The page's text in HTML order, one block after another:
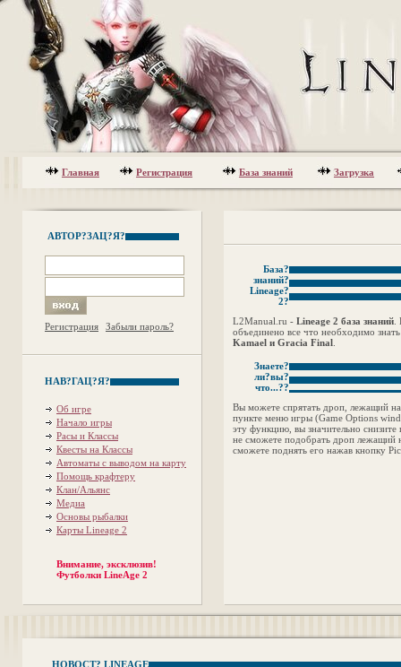
Главная Регистрация База знаний Загрузка
АВТОР?ЗАЦ?Я?
Регистрация Забыли пароль?
НАВ?ГАЦ?Я?
Об игре
Начало игры
Расы и Классы
Квесты на Классы
Автоматы с выводом на карту
Помощь крафтеру
Клан/Альянс
Медиа
Основы рыбалки
Карты Lineage 2
Внимание, эксклюзив!
Футболки LineAge 2
База?
знаний?
Lineage?
2?
L2Manual.ru - Lineage 2 база знаний
объединено все что необходимо
Kamael и Gracia Final
Знаете?
ли?вы?
что...??
Вы можете спрятать дроп, лежащий на
пункте меню игры (Game Options
эту функцию, вы значительно
не сможете подобрать дроп лежащий
сможете поднять его нажав кнопку
НОВОСТ? LINEAGE